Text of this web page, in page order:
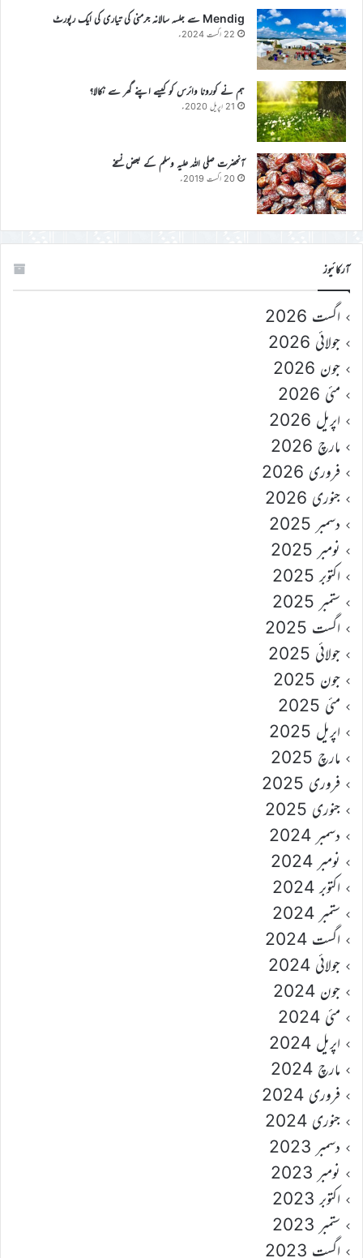
Mendig سے جلسہ سالانہ جرمنی کی تیاری کی ایک رپورٹ
22 اگست 2024ء
ہم نے کورونا وائرس کو کیسے اپنے گھر سے نکالا؟
21 اپریل 2020ء
آنحضرت صلی اللہ علیہ وسلم کے بعض نسخے
20 اگست 2019ء
آرکائیوز
اگست 2026
جولائی 2026
جون 2026
مئی 2026
اپریل 2026
مارچ 2026
فروری 2026
جنوری 2026
دسمبر 2025
نومبر 2025
اکتوبر 2025
ستمبر 2025
اگست 2025
جولائی 2025
جون 2025
مئی 2025
اپریل 2025
مارچ 2025
فروری 2025
جنوری 2025
دسمبر 2024
نومبر 2024
اکتوبر 2024
ستمبر 2024
اگست 2024
جولائی 2024
جون 2024
مئی 2024
اپریل 2024
مارچ 2024
فروری 2024
جنوری 2024
دسمبر 2023
نومبر 2023
اکتوبر 2023
ستمبر 2023
اگست 2023